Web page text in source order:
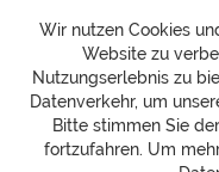
Wir nutzen Cookies
Website zu
Nutzungserlebnis zu
Datenverkehr, um
Bitte stimmen Sie
fortzufahren. Um